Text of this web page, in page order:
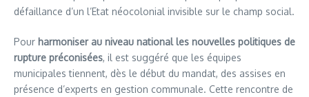
défaillance d’un l’Etat néocolonial invisible sur le champ social.
Pour harmoniser au niveau national les nouvelles politiques de
rupture préconisées, il est suggéré que les équipes
municipales tiennent, dès le début du mandat, des assises en
présence d’experts en gestion communale. Cette rencontre de